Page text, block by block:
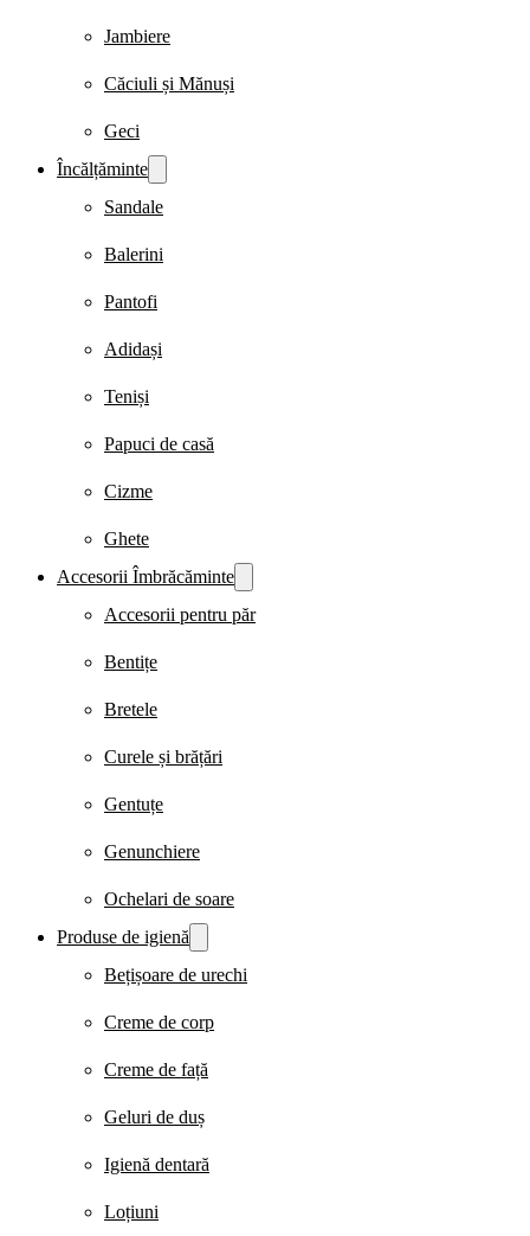
Jambiere
Căciuli și Mănuși
Geci
Încălțăminte
Sandale
Balerini
Pantofi
Adidași
Teniși
Papuci de casă
Cizme
Ghete
Accesorii Îmbrăcăminte
Accesorii pentru păr
Bentițe
Bretele
Curele și brățări
Gentuțe
Genunchiere
Ochelari de soare
Produse de igienă
Bețișoare de urechi
Creme de corp
Creme de față
Geluri de duș
Igienă dentară
Loțiuni